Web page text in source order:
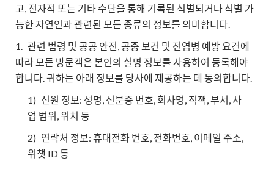
고, 전자적 또는 기타 수단을 통해 기록된 식별되거나 식별 가
능한 자연인과 관련된 모든 종류의 정보를 의미합니다.
1. 관련 법령 및 공공 안전, 공중 보건 및 전염병 예방 요건에
따라 모든 방문객은 본인의 실명 정보를 사용하여 등록해야
합니다. 귀하는 아래 정보를 당사에 제공하는 데 동의합니다.
1) 신원 정보: 성명, 신분증 번호, ​​회사명, 직책, 부서, 사
업 범위, 위치 등
2) 연락처 정보: 휴대전화 번호, 전화번호, 이메일 주소,
위챗 ID 등